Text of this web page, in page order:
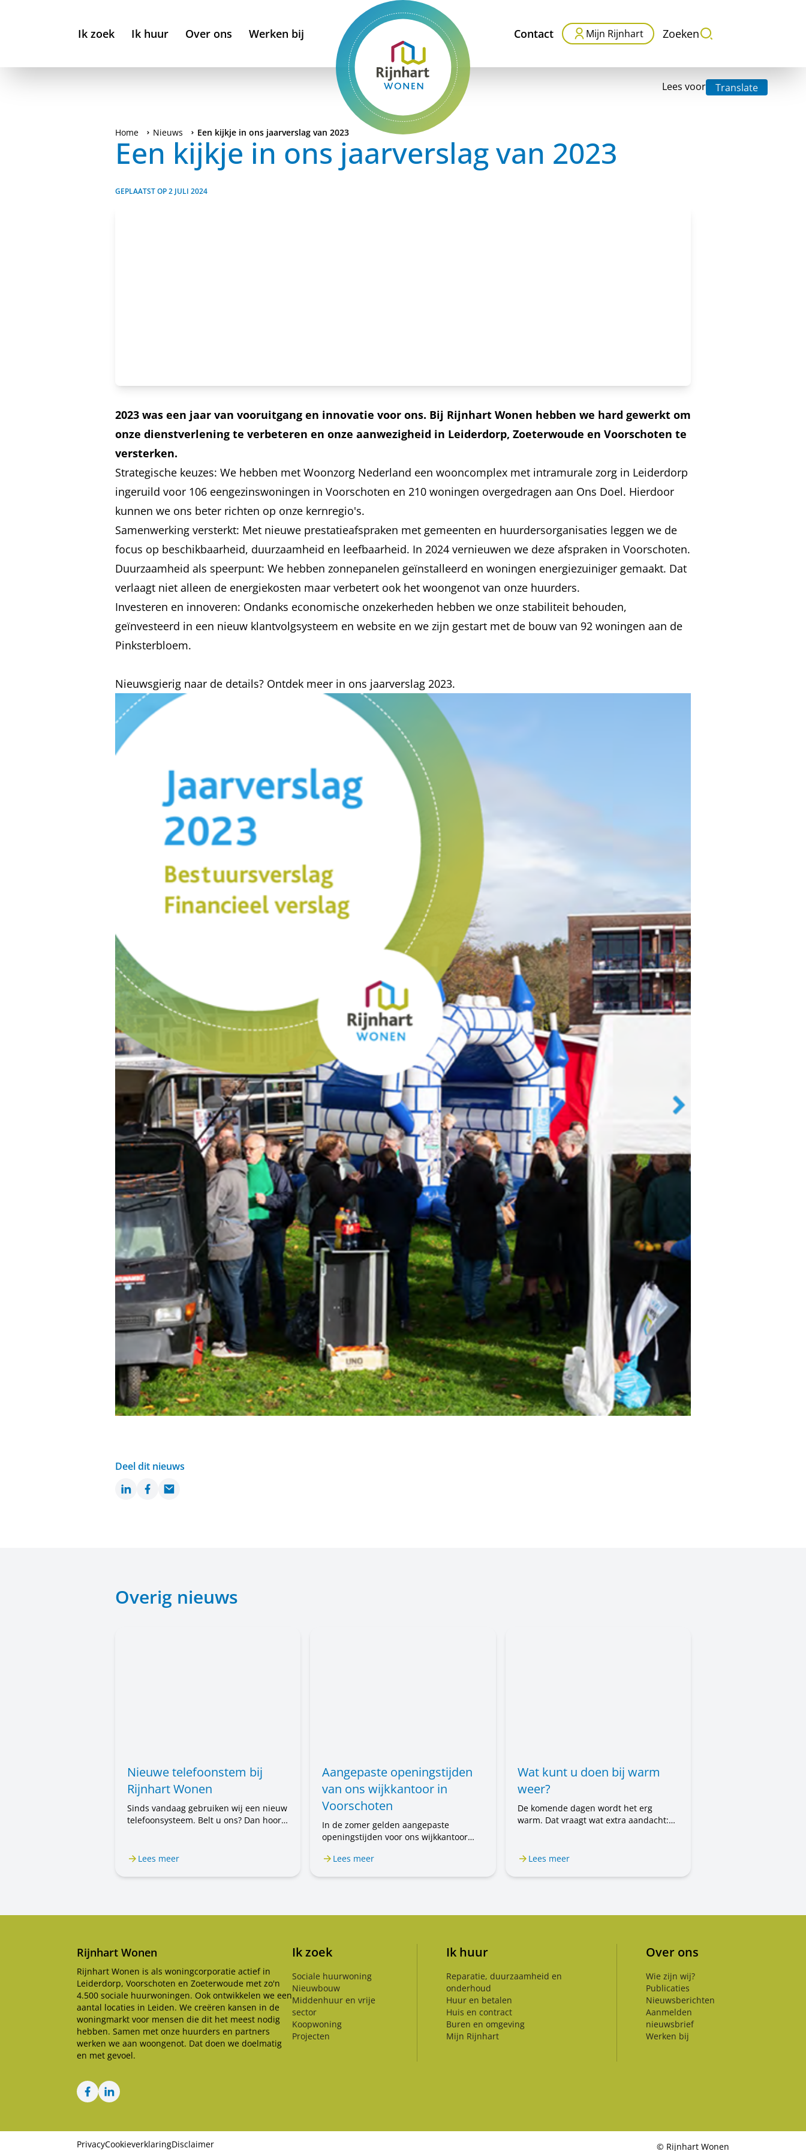
Ik zoek Ik huur Over ons Werken bij Contact Mijn Rijnhart Zoeken
Lees voor Translate
Home Nieuws Een kijkje in ons jaarverslag van 2023
Een kijkje in ons jaarverslag van 2023
GEPLAATST OP2 JULI 2024
2023 was een jaar van vooruitgang en innovatie voor ons. Bij Rijnhart Wonen hebben we hard gewerkt om
onze dienstverlening te verbeteren en onze aanwezigheid in Leiderdorp, Zoeterwoude en Voorschoten te
versterken.
Strategische keuzes: We hebben met Woonzorg Nederland een wooncomplex met intramurale zorg in Leiderdorp
ingeruild voor 106 eengezinswoningen in Voorschoten en 210 woningen overgedragen aan Ons Doel. Hierdoor
kunnen we ons beter richten op onze kernregio's.
Samenwerking versterkt: Met nieuwe prestatieafspraken met gemeenten en huurdersorganisaties leggen we de
focus op beschikbaarheid, duurzaamheid en leefbaarheid. In 2024 vernieuwen we deze afspraken in Voorschoten.
Duurzaamheid als speerpunt: We hebben zonnepanelen geïnstalleerd en woningen energiezuiniger gemaakt. Dat
verlaagt niet alleen de energiekosten maar verbetert ook het woongenot van onze huurders.
Investeren en innoveren: Ondanks economische onzekerheden hebben we onze stabiliteit behouden,
geïnvesteerd in een nieuw klantvolgsysteem en website en we zijn gestart met de bouw van 92 woningen aan de
Pinksterbloem.
Nieuwsgierig naar de details? Ontdek meer in ons jaarverslag 2023.
Deel dit nieuws
LinkedInFacebook
Email
Overig nieuws
Nieuwe telefoonstem bij
Rijnhart Wonen
Sinds vandaag gebruiken wij een nieuw
telefoonsysteem. Belt u ons? Dan hoort
steeds met Rijnhart Wonen. Alleen de
zijn.
Lees meer
Aangepaste openingstijden
van ons wijkkantoor in
Voorschoten
In de zomer gelden aangepaste
openingstijden voor ons wijkkantoor
Voorschoten. Van 20 juli tot en met 31
Lees meer
Wat kunt u doen bij warm
weer?
De komende dagen wordt het erg
warm. Dat vraagt wat extra aandacht:
u wat u kunt doen.
Lees meer
Rijnhart Wonen
Rijnhart Wonen is als woningcorporatie actief in
Leiderdorp, Voorschoten en Zoeterwoude met zo'n
4.500 sociale huurwoningen. Ook ontwikkelen we een
aantal locaties in Leiden. We creëren kansen in de
woningmarkt voor mensen die dit het meest nodig
hebben. Samen met onze huurders en partners
werken we aan woongenot. Dat doen we doelmatig
en met gevoel.
Ik zoek
Sociale huurwoning
Nieuwbouw
Middenhuur en vrije
sector
Koopwoning
Projecten
Ik huur
Reparatie, duurzaamheid en
onderhoud
Huur en betalen
Huis en contract
Buren en omgeving
Mijn Rijnhart
Over ons
Wie zijn wij?
Publicaties
Nieuwsberichten
Aanmelden
nieuwsbrief
Werken bij
FacebookLinkedIn
PrivacyCookieverklaringDisclaimer © Rijnhart Wonen